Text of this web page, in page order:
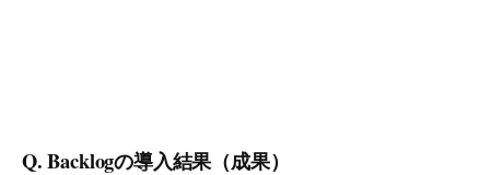
Q. Backlogの導入結果（成果）